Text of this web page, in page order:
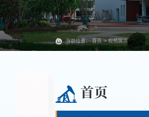
当前位置： 首页 > 视频展示
首页